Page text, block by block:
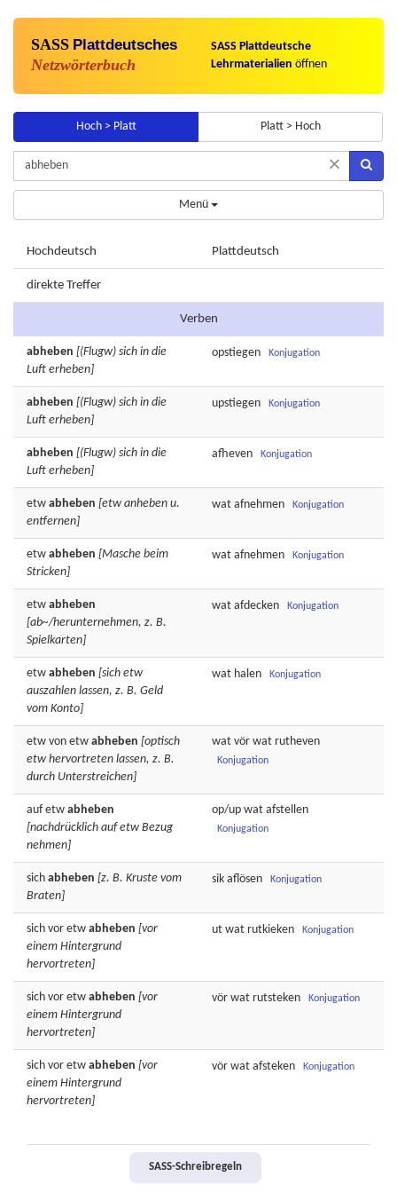
SASS Plattdeutsches
Netzwörterbuch
SASS Plattdeutsche
Lehrmaterialien öffnen
Hoch > Platt Platt > Hoch
×
Menü
Hochdeutsch Plattdeutsch
direkte Treffer
Verben
abheben [(Flugw) sich in die
Luft erheben]
opstiegen Konjugation
abheben [(Flugw) sich in die
Luft erheben]
upstiegen Konjugation
abheben [(Flugw) sich in die
Luft erheben]
afheven Konjugation
etw abheben [etw anheben u.
entfernen]
wat afnehmen Konjugation
etw abheben [Masche beim
Stricken]
wat afnehmen Konjugation
etw abheben
[ab~/herunternehmen, z. B.
Spielkarten]
wat afdecken Konjugation
etw abheben [sich etw
auszahlen lassen, z. B. Geld
vom Konto]
wat halen Konjugation
etw von etw abheben [optisch
etw hervortreten lassen, z. B.
durch Unterstreichen]
wat vör wat rutheven
Konjugation
auf etw abheben
[nachdrücklich auf etw Bezug
nehmen]
op/up wat afstellen
Konjugation
sich abheben [z. B. Kruste vom
Braten]
sik aflösen Konjugation
sich vor etw abheben [vor
einem Hintergrund
hervortreten]
ut wat rutkieken Konjugation
sich vor etw abheben [vor
einem Hintergrund
hervortreten]
vör wat rutsteken Konjugation
sich vor etw abheben [vor
einem Hintergrund
hervortreten]
vör wat afsteken Konjugation
SASS-Schreibregeln